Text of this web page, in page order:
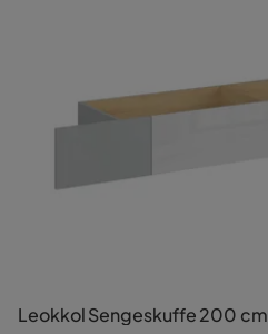
Leokkol Sengeskuffe 200 cm